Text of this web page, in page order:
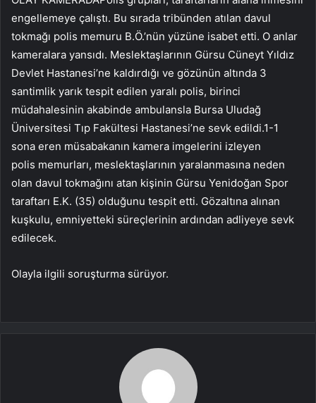
engellemeye çalıştı. Bu sırada tribünden atılan davul
tokmağı polis memuru B.Ö.’nün yüzüne isabet etti. O anlar
kameralara yansıdı. Meslektaşlarının Gürsu Cüneyt Yıldız
Devlet Hastanesi’ne kaldırdığı ve gözünün altında 3
santimlik yarık tespit edilen yaralı polis, birinci
müdahalesinin akabinde ambulansla Bursa Uludağ
Üniversitesi Tıp Fakültesi Hastanesi’ne sevk edildi.1-1
sona eren müsabakanın kamera imgelerini izleyen
polis memurları, meslektaşlarının yaralanmasına neden
olan davul tokmağını atan kişinin Gürsu Yenidoğan Spor
taraftarı E.K. (35) olduğunu tespit etti. Gözaltına alınan
kuşkulu, emniyetteki süreçlerinin ardından adliyeye sevk
edilecek.
Olayla ilgili soruşturma sürüyor.